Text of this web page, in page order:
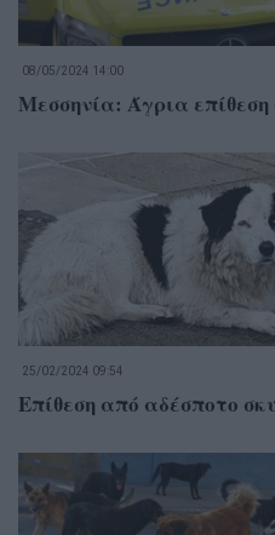
08/05/2024 14:00
Μεσσηνία: Άγρια επίθεση
25/02/2024 09:54
Επίθεση από αδέσποτο